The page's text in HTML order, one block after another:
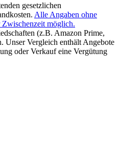
gesetzlichen
Alle Angaben ohne
möglich.
(z.B. Amazon Prime,
Unser Vergleich enthält Angebote
oder Verkauf eine Vergütung